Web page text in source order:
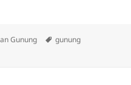
Gunung Tags
gunung